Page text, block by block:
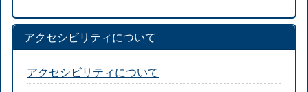
アクセシビリティについて
アクセシビリティについて